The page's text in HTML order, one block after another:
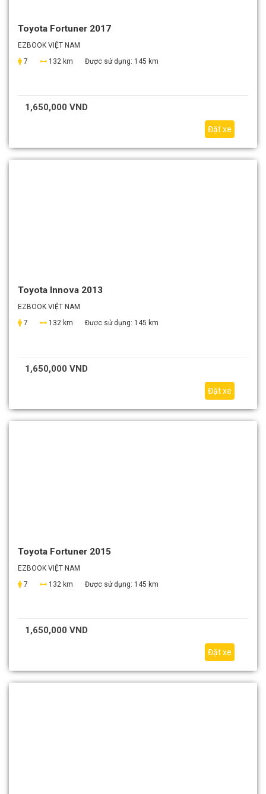
Toyota Fortuner 2017
EZBOOK VIỆT NAM
7
132 km Được sử dụng: 145 km
1,650,000 VND
Đặt xe
Toyota Innova 2013
EZBOOK VIỆT NAM
7
132 km Được sử dụng: 145 km
1,650,000 VND
Đặt xe
Toyota Fortuner 2015
EZBOOK VIỆT NAM
7
132 km Được sử dụng: 145 km
1,650,000 VND
Đặt xe